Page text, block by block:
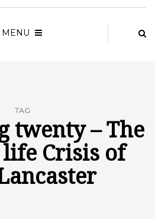
MENU
TAG
twenty – The
Crisis of